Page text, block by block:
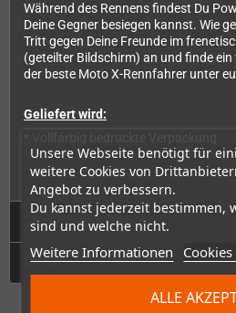
Unsere Webseite benötigt für
weitere Cookies von
Angebot zu verbessern.
Du kannst jederzeit bestimmen,
sind und welche nicht.
Weitere Informationen
ALLE
Während des Rennens findest Du
Deine Gegner besiegen kannst. Wie
Tritt gegen Deine Freunde im
(geteilter Bildschirm) an und finde
der beste Moto X-Rennfahrer unter
Geliefert wird:
* Spielmodul
* Farbige Anleitung
Technische Daten
GPSR